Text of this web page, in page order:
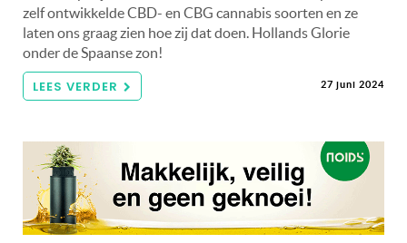
zelf ontwikkelde CBD- en CBG cannabis soorten en ze
laten ons graag zien hoe zij dat doen. Hollands Glorie
onder de Spaanse zon!
LEES VERDER 27 juni 2024